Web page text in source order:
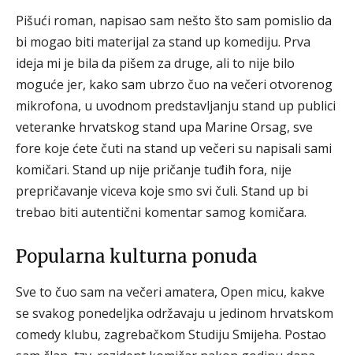
Pišući roman, napisao sam nešto što sam pomislio da
bi mogao biti materijal za stand up komediju. Prva
ideja mi je bila da pišem za druge, ali to nije bilo
moguće jer, kako sam ubrzo čuo na večeri otvorenog
mikrofona, u uvodnom predstavljanju stand up publici
veteranke hrvatskog stand upa Marine Orsag, sve
fore koje ćete čuti na stand up večeri su napisali sami
komičari. Stand up nije pričanje tuđih fora, nije
prepričavanje viceva koje smo svi čuli. Stand up bi
trebao biti autentični komentar samog komičara.
Popularna kulturna ponuda
Sve to čuo sam na večeri amatera, Open micu, kakve
se svakog ponedeljka održavaju u jedinom hrvatskom
comedy klubu, zagrebačkom Studiju Smijeha. Postao